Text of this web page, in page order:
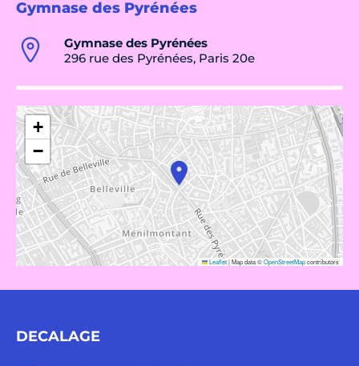
Gymnase des Pyrénées
Gymnase des Pyrénées
296 rue des Pyrénées, Paris 20e
+
−
Leaflet|Map data ©OpenStreetMapcontributors
DECALAGE